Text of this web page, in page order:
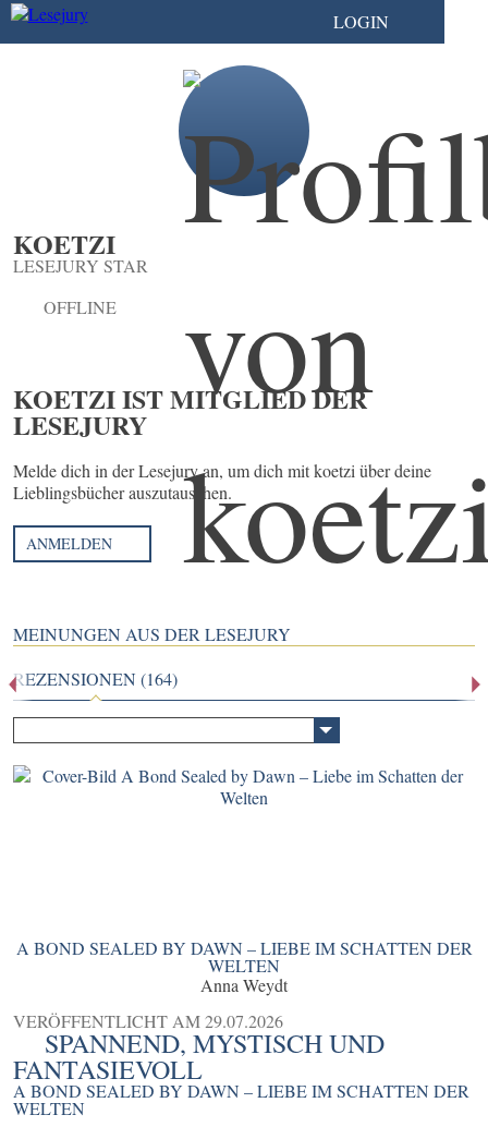
LOGIN
KOETZI
LESEJURY STAR
OFFLINE
KOETZI IST MITGLIED DER
LESEJURY
Melde dich in der Lesejury an, um dich mit koetzi über deine
Lieblingsbücher auszutauschen.
ANMELDEN
MEINUNGEN AUS DER LESEJURY
REZENSIONEN (164)
A BOND SEALED BY DAWN – LIEBE IM SCHATTEN DER
WELTEN
Anna Weydt
VERÖFFENTLICHT AM29.07.2026
SPANNEND, MYSTISCH UND
FANTASIEVOLL
A BOND SEALED BY DAWN – LIEBE IM SCHATTEN DER
WELTEN